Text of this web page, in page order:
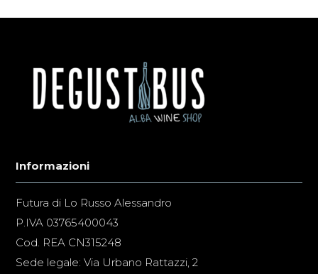
Informazioni
Futura di Lo Russo Alessandro
P.IVA 03765400043
Cod. REA CN315248
Sede legale: Via Urbano Rattazzi, 2